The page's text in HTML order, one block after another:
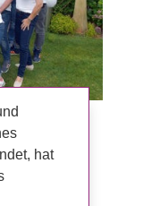
hat